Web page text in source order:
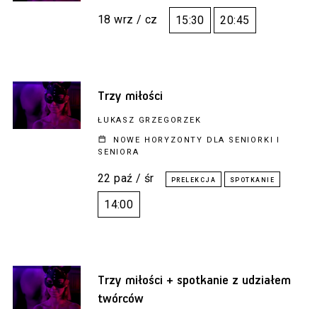
18 wrz / cz 15:30 20:45
Trzy miłości
ŁUKASZ GRZEGORZEK
NOWE HORYZONTY DLA SENIORKI I
SENIORA
22 paź / śr
14:00
Trzy miłości + spotkanie z udziałem
twórców